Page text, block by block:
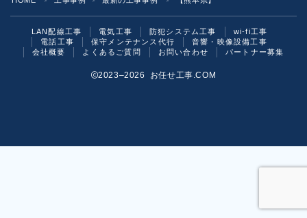
LAN配線工事 電気工事 防犯システム工事
wi-fi工事
電話工事
保守メンテナンス代行
音響・映像設備工事
会社概要
よくあるご質問 お問い合わせ パートナー募集
2023–2026 お任せ工事.COM